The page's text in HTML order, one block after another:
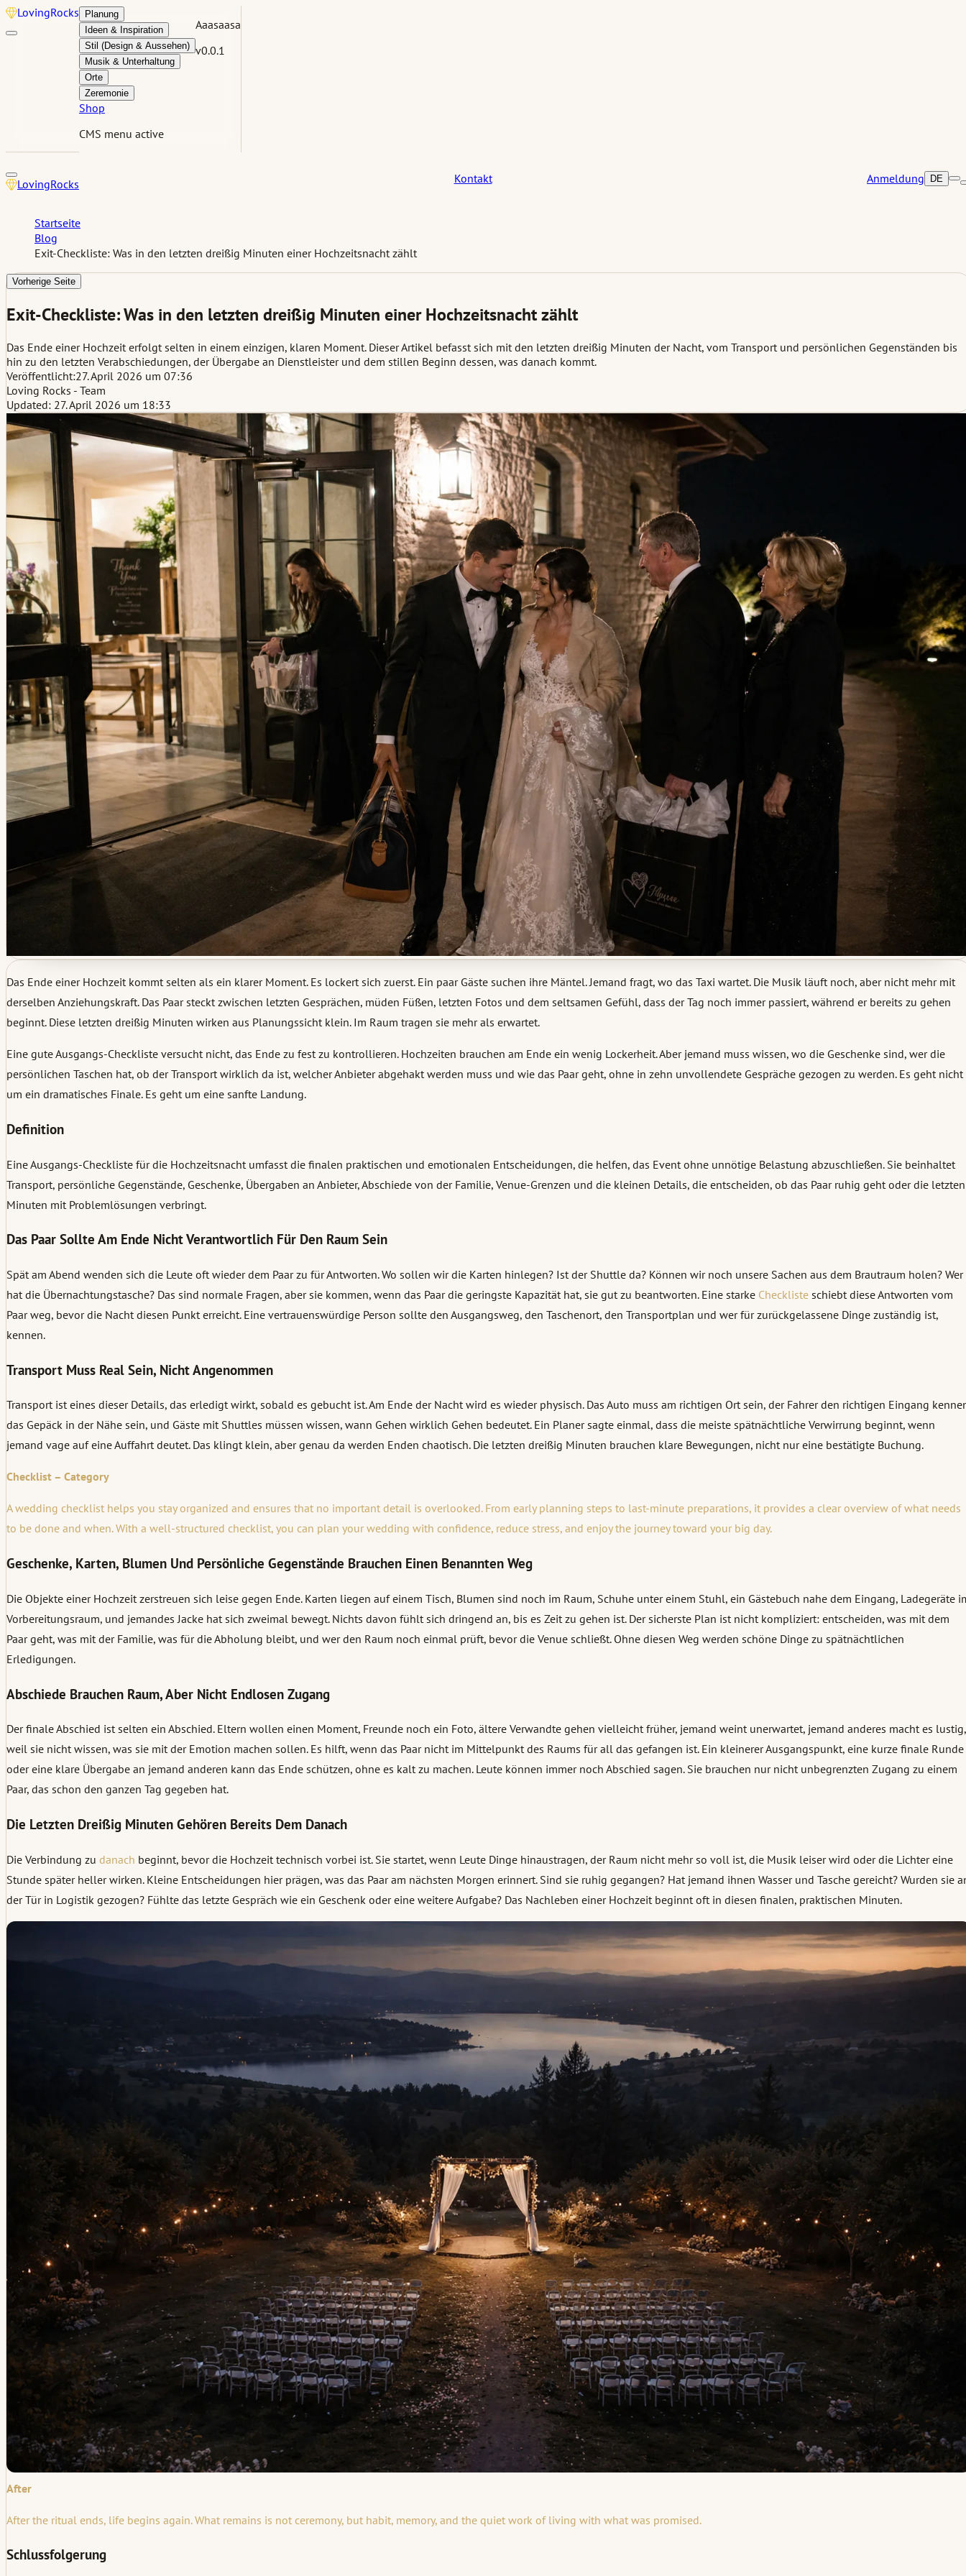
LovingRocks
Planung
Ideen & Inspiration
Stil (Design & Aussehen)
Musik & Unterhaltung
Orte
Zeremonie
Shop
CMS menu active
Aaasaasa
v0.0.1
LovingRocks Kontakt Anmeldung DE
Startseite
Blog
Exit-Checkliste: Was in den letzten dreißig Minuten einer Hochzeitsnacht zählt
Vorherige Seite
Exit-Checkliste: Was in den letzten dreißig Minuten einer Hochzeitsnacht zählt
Das Ende einer Hochzeit erfolgt selten in einem einzigen, klaren Moment. Dieser Artikel befasst sich mit den letzten dreißig Minuten der Nacht, vom Transport und persönlichen Gegenständen bis
hin zu den letzten Verabschiedungen, der Übergabe an Dienstleister und dem stillen Beginn dessen, was danach kommt.
Veröffentlicht:27. April 2026 um 07:36
Loving Rocks - Team
Updated: 27. April 2026 um 18:33
Das Ende einer Hochzeit kommt selten als ein klarer Moment. Es lockert sich zuerst. Ein paar Gäste suchen ihre Mäntel. Jemand fragt, wo das Taxi wartet. Die Musik läuft noch, aber nicht mehr mit
derselben Anziehungskraft. Das Paar steckt zwischen letzten Gesprächen, müden Füßen, letzten Fotos und dem seltsamen Gefühl, dass der Tag noch immer passiert, während er bereits zu gehen
beginnt. Diese letzten dreißig Minuten wirken aus Planungssicht klein. Im Raum tragen sie mehr als erwartet.
Eine gute Ausgangs-Checkliste versucht nicht, das Ende zu fest zu kontrollieren. Hochzeiten brauchen am Ende ein wenig Lockerheit. Aber jemand muss wissen, wo die Geschenke sind, wer die
persönlichen Taschen hat, ob der Transport wirklich da ist, welcher Anbieter abgehakt werden muss und wie das Paar geht, ohne in zehn unvollendete Gespräche gezogen zu werden. Es geht nicht
um ein dramatisches Finale. Es geht um eine sanfte Landung.
Definition
Eine Ausgangs-Checkliste für die Hochzeitsnacht umfasst die finalen praktischen und emotionalen Entscheidungen, die helfen, das Event ohne unnötige Belastung abzuschließen. Sie beinhaltet
Transport, persönliche Gegenstände, Geschenke, Übergaben an Anbieter, Abschiede von der Familie, Venue-Grenzen und die kleinen Details, die entscheiden, ob das Paar ruhig geht oder die letzten
Minuten mit Problemlösungen verbringt.
Das Paar Sollte Am Ende Nicht Verantwortlich Für Den Raum Sein
Spät am Abend wenden sich die Leute oft wieder dem Paar zu für Antworten. Wo sollen wir die Karten hinlegen? Ist der Shuttle da? Können wir noch unsere Sachen aus dem Brautraum holen? Wer
hat die Übernachtungstasche? Das sind normale Fragen, aber sie kommen, wenn das Paar die geringste Kapazität hat, sie gut zu beantworten. Eine starke Checkliste schiebt diese Antworten vom
Paar weg, bevor die Nacht diesen Punkt erreicht. Eine vertrauenswürdige Person sollte den Ausgangsweg, den Taschenort, den Transportplan und wer für zurückgelassene Dinge zuständig ist,
kennen.
Transport Muss Real Sein, Nicht Angenommen
Transport ist eines dieser Details, das erledigt wirkt, sobald es gebucht ist. Am Ende der Nacht wird es wieder physisch. Das Auto muss am richtigen Ort sein, der Fahrer den richtigen Eingang
das Gepäck in der Nähe sein, und Gäste mit Shuttles müssen wissen, wann Gehen wirklich Gehen bedeutet. Ein Planer sagte einmal, dass die meiste spätnächtliche Verwirrung beginnt, wenn
jemand vage auf eine Auffahrt deutet. Das klingt klein, aber genau da werden Enden chaotisch. Die letzten dreißig Minuten brauchen klare Bewegungen, nicht nur eine bestätigte Buchung.
Checklist – Category
A wedding checklist helps you stay organized and ensures that no important detail is overlooked. From early planning steps to last-minute preparations, it provides a clear overview of what needs
to be done and when. With a well-structured checklist, you can plan your wedding with confidence, reduce stress, and enjoy the journey toward your big day.
Geschenke, Karten, Blumen Und Persönliche Gegenstände Brauchen Einen Benannten Weg
Die Objekte einer Hochzeit zerstreuen sich leise gegen Ende. Karten liegen auf einem Tisch, Blumen sind noch im Raum, Schuhe unter einem Stuhl, ein Gästebuch nahe dem Eingang, Ladegeräte
Vorbereitungsraum, und jemandes Jacke hat sich zweimal bewegt. Nichts davon fühlt sich dringend an, bis es Zeit zu gehen ist. Der sicherste Plan ist nicht kompliziert: entscheiden, was mit dem
Paar geht, was mit der Familie, was für die Abholung bleibt, und wer den Raum noch einmal prüft, bevor die Venue schließt. Ohne diesen Weg werden schöne Dinge zu spätnächtlichen
Erledigungen.
Abschiede Brauchen Raum, Aber Nicht Endlosen Zugang
Der finale Abschied ist selten ein Abschied. Eltern wollen einen Moment, Freunde noch ein Foto, ältere Verwandte gehen vielleicht früher, jemand weint unerwartet, jemand anderes macht es lustig,
weil sie nicht wissen, was sie mit der Emotion machen sollen. Es hilft, wenn das Paar nicht im Mittelpunkt des Raums für all das gefangen ist. Ein kleinerer Ausgangspunkt, eine kurze finale Runde
oder eine klare Übergabe an jemand anderen kann das Ende schützen, ohne es kalt zu machen. Leute können immer noch Abschied sagen. Sie brauchen nur nicht unbegrenzten Zugang zu einem
Paar, das schon den ganzen Tag gegeben hat.
Die Letzten Dreißig Minuten Gehören Bereits Dem Danach
Die Verbindung zu danach beginnt, bevor die Hochzeit technisch vorbei ist. Sie startet, wenn Leute Dinge hinaustragen, der Raum nicht mehr so voll ist, die Musik leiser wird oder die Lichter eine
Stunde später heller wirken. Kleine Entscheidungen hier prägen, was das Paar am nächsten Morgen erinnert. Sind sie ruhig gegangen? Hat jemand ihnen Wasser und Tasche gereicht? Wurden sie
der Tür in Logistik gezogen? Fühlte das letzte Gespräch wie ein Geschenk oder eine weitere Aufgabe? Das Nachleben einer Hochzeit beginnt oft in diesen finalen, praktischen Minuten.
After
After the ritual ends, life begins again. What remains is not ceremony, but habit, memory, and the quiet work of living with what was promised.
Schlussfolgerung